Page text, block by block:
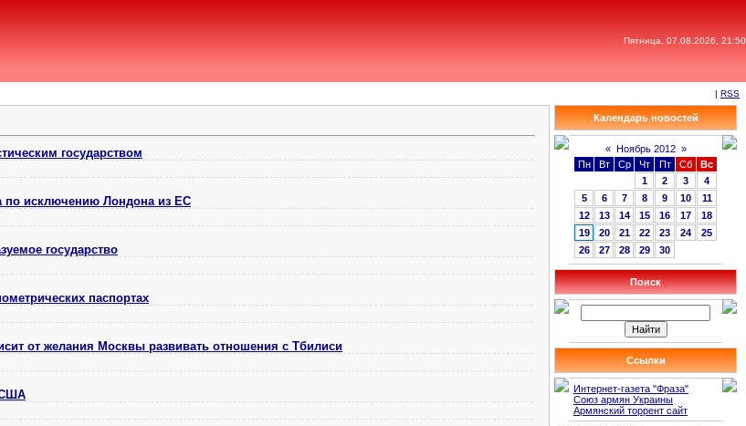
Пятница, 07.08.2026, 21:50
| RSS
государством
по исключению Лондона из ЕС
государство
паспортах
от желания Москвы развивать отношения с Тбилиси
США
Календарь новостей
« Ноябрь 2012 »
Пн
Вт Ср Чт Пт Сб
Вс
1
2 3
4
5
6 7 8 9 10
11
12
13 14 15 16 17
18
19
20 21 22 23 24
25
26
27 28 29 30
Поиск
Ссылки
Интернет-газета "Фраза"
Союз армян Украины
Армянский торрент сайт